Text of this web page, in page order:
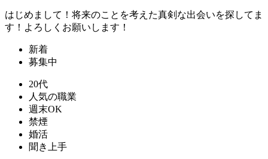
はじめまして！将来のことを考えた真剣な出会いを探してま
す！よろしくお願いします！
新着
募集中
20代
人気の職業
週末OK
禁煙
婚活
聞き上手